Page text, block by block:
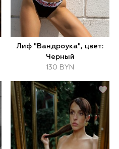
Лиф "Вандроука", цвет:
Черный
130 BYN